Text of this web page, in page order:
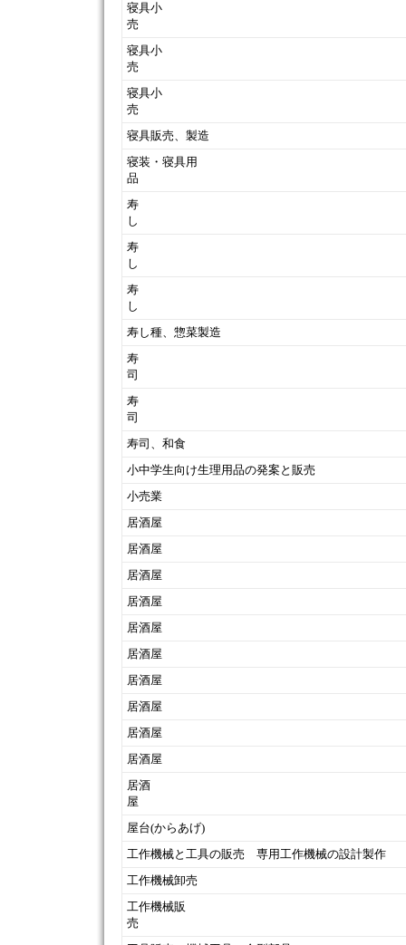
寝具小
寝具小
寝具小
寝具販売、製造
寝装・寝具用
寿
寿
寿
寿し種、惣菜製造
寿
寿
寿司、和食
小中学生向け生理用品の発案と販売
小売業
居酒屋
居酒屋
居酒屋
居酒屋
居酒屋
居酒屋
居酒屋
居酒屋
居酒屋
居酒屋
居酒
屋台(からあげ)
工作機械と工具の販売 専用工作機械の設計製作
工作機械卸売
工作機械販